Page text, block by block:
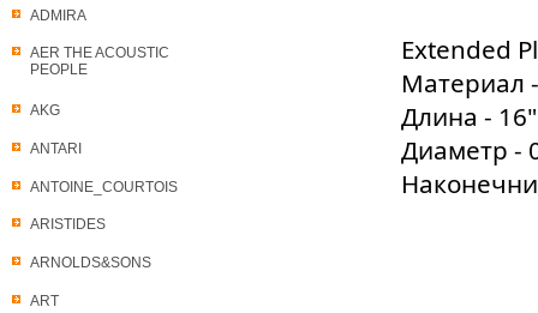
ADMIRA
AER THE ACOUSTIC
PEOPLE
AKG
ANTARI
ANTOINE_COURTOIS
ARISTIDES
ARNOLDS&SONS
ART
Extended
Материал
Длина -
Диаметр -